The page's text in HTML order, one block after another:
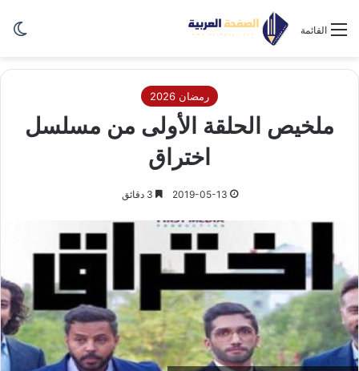
القائمة
رمضان 2026
ملخيص الحلقة الأولى من مسلسل
اختراق
2019-05-13